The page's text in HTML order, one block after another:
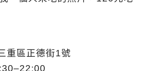
重區正德街1號